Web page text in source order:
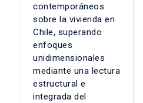
contemporáneos
sobre la vivienda en
Chile, superando
enfoques
unidimensionales
mediante una lectura
estructural e
integrada del